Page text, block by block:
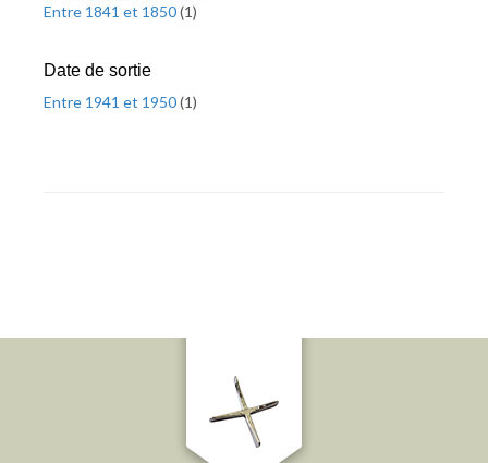
Entre 1841 et 1850(1)
Date de sortie
Entre 1941 et 1950(1)